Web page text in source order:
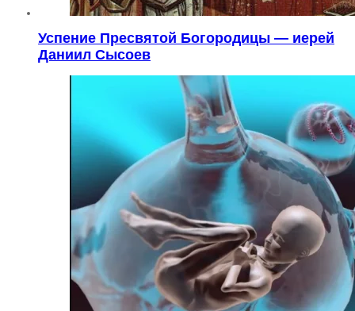
Успение Пресвятой Богородицы — иерей
Даниил Сысоев